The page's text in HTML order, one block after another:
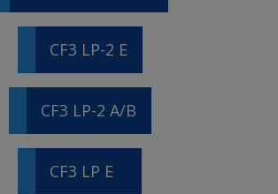
CF3 LP-2 E
CF3 LP-2 A/B
CF3 LP E